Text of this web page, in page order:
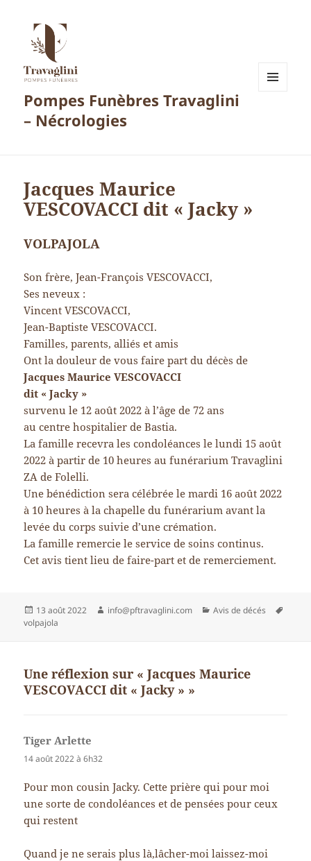
Pompes Funèbres Travaglini
– Nécrologies
Jacques Maurice
VESCOVACCI dit « Jacky »
VOLPAJOLA
Son frère, Jean-François VESCOVACCI,
Ses neveux :
Vincent VESCOVACCI,
Jean-Baptiste VESCOVACCI.
Familles, parents, alliés et amis
Ont la douleur de vous faire part du décès de
Jacques Maurice VESCOVACCI
dit « Jacky »
survenu le 12 août 2022 à l’âge de 72 ans
au centre hospitalier de Bastia.
La famille recevra les condoléances le lundi 15 août
2022 à partir de 10 heures au funérarium Travaglini
ZA de Folelli.
Une bénédiction sera célébrée le mardi 16 août 2022
à 10 heures à la chapelle du funérarium avant la
levée du corps suivie d’une crémation.
La famille remercie le service de soins continus.
Cet avis tient lieu de faire-part et de remerciement.
Publié
le
13 août 2022 Auteur
info@pftravaglini.com Catégories
Avis de décés
volpajola
Une réflexion sur « Jacques Maurice
VESCOVACCI dit « Jacky » »
Tiger Arlette
14 août 2022 à 6h32
Pour mon cousin Jacky. Cette prière qui pour moi
une sorte de condoléances et de pensées pour ceux
qui restent
Quand je ne serais plus là,lâcher-moi laissez-moi